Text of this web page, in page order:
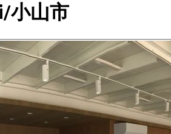
小山市